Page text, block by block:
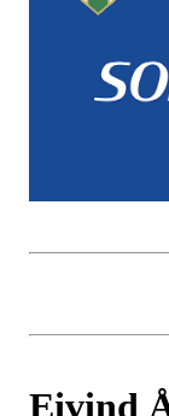
Eivind